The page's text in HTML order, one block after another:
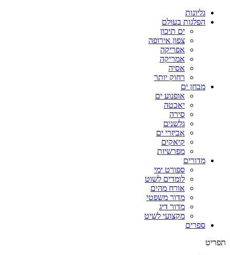
גליונות
הפלגות בעולם
ים תיכון
צפון אירופה
אפריקה
אמריקה
אסיה
רחוק יותר
מבחן ים
אופנוע ים
יאכטה
סירה
גלשנים
אביזרי ים
קיאקים
מפרשיות
מדורים
ספורט ימי
לומדים לשוט
אורח מהים
מדור משפטי
מדור דיג
מקצועי לשיט
ספרים
תפריט